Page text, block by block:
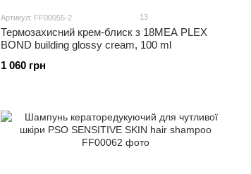
Артикул: FF00055-2 13
Термозахисний крем-блиск з 18MEA PLEX
BOND building glossy cream, 100 ml
1 060 грн